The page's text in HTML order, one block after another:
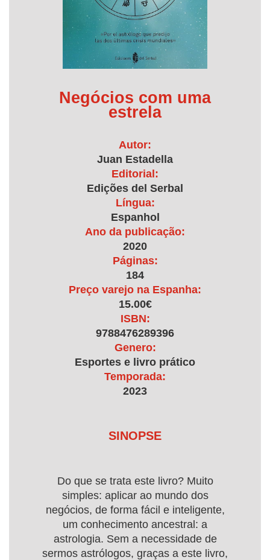
Negócios com uma
estrela
Autor:
Juan Estadella
Editorial:
Edições del Serbal
Língua:
Espanhol
Ano da publicação:
2020
Páginas:
184
Preço varejo na Espanha:
15.00€
ISBN:
9788476289396
Genero:
Esportes e livro prático
Temporada:
2023
SINOPSE
Do que se trata este livro? Muito
simples: aplicar ao mundo dos
negócios, de forma fácil e inteligente,
um conhecimento ancestral: a
astrologia. Sem a necessidade de
sermos astrólogos, graças a este livro,